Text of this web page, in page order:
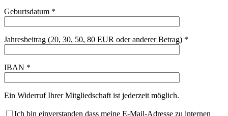
Geburtsdatum *
Jahresbeitrag (20, 30, 50, 80 EUR oder anderer Betrag) *
IBAN *
Ein Widerruf Ihrer Mitgliedschaft ist jederzeit möglich.
Ich bin einverstanden dass meine E-Mail-Adresse zu internen